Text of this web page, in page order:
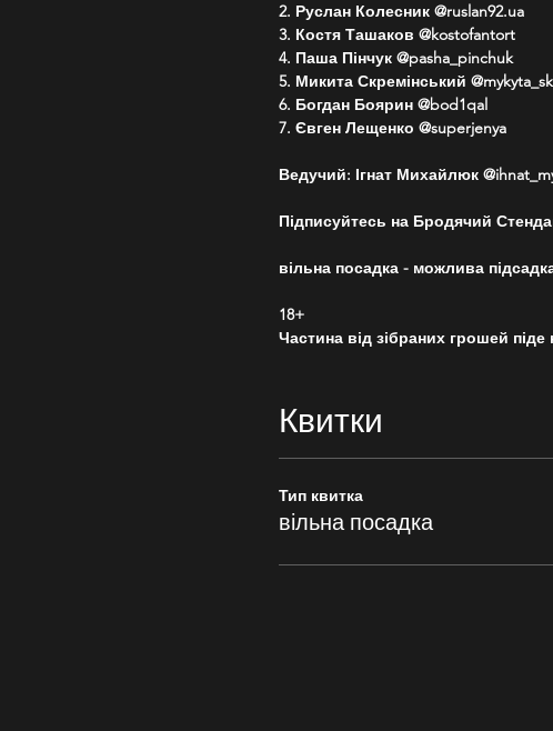
2. Руслан Колесник @ruslan92.ua
3. Костя Ташаков @kostofantort
4. Паша Пінчук @pasha_pinchuk
5. Микита Скремінський
6. Богдан Боярин @bod1qal
7. Євген Лещенко @superjenya
Ведучий: Ігнат Михайлюк
Підписуйтесь на Бродячий
вільна посадка - можлива
18+
Частина від зібраних грошей піде
Квитки
Тип квитка
вільна посадка